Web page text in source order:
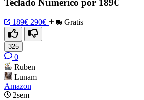
Teclado Numérico por 189€
189€ 290€ Gratis
325
0
Ruben
Lunam
Amazon
2sem